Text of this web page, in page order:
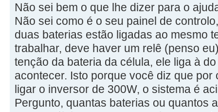
Não sei bem o que lhe dizer para o
Não sei como é o seu painel de
duas baterias estão ligadas ao mesmo
trabalhar, deve haver um relê (penso
tenção da bateria da célula, ele liga à
acontecer. Isto porque você diz que
ligar o inversor de 300W, o sistema é
Pergunto, quantas baterias ou quantos